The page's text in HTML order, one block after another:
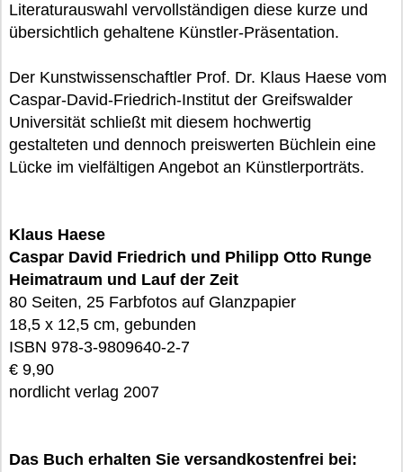
Literaturauswahl vervollständigen diese kurze und
übersichtlich gehaltene Künstler-Präsentation.
Der Kunstwissenschaftler Prof. Dr. Klaus Haese vom
Caspar-David-Friedrich-Institut der Greifswalder
Universität schließt mit diesem hochwertig
gestalteten und dennoch preiswerten Büchlein eine
Lücke im vielfältigen Angebot an Künstlerporträts.
Klaus Haese
Caspar David Friedrich und Philipp Otto Runge
Heimatraum und Lauf der Zeit
80 Seiten, 25 Farbfotos auf Glanzpapier
18,5 x 12,5 cm, gebunden
ISBN 978-3-9809640-2-7
€ 9,90
nordlicht verlag 2007
Das Buch erhalten Sie versandkostenfrei bei: